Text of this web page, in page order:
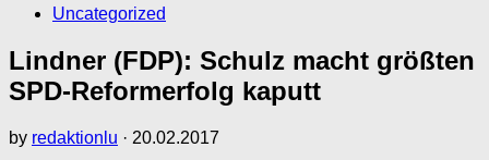
Uncategorized
Lindner (FDP): Schulz macht größten
SPD-Reformerfolg kaputt
by redaktionlu · 20.02.2017